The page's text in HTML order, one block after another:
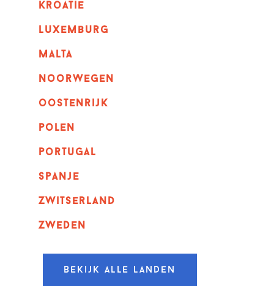
kroatie
luxemburg
malta
noorwegen
oostenrijk
polen
portugal
spanje
zwitserland
zweden
Bekijk alle landen